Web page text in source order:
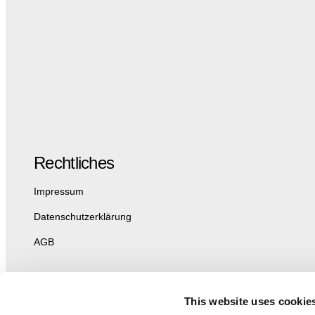
This website uses
Rechtliches
Impressum
Datenschutzerklärung
AGB